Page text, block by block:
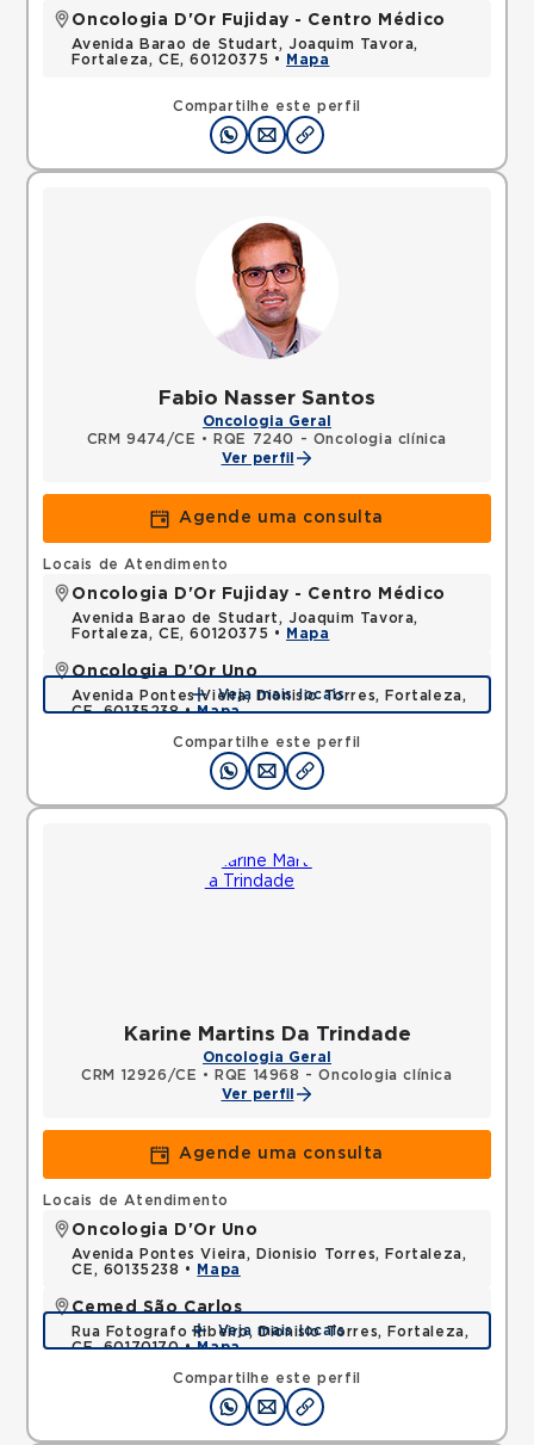
Compartilhe este perfil
Oncologia D'Or Fujiday - Centro Médico
Avenida Barao de Studart, Joaquim Tavora,
Fortaleza, CE, 60120375 •
Mapa
Fabio Nasser Santos
Oncologia Geral
CRM 9474/CE •
RQE 7240 - Oncologia clínica
Ver perfil
Agende uma consulta
Compartilhe este perfil
Locais de Atendimento
Oncologia D'Or Fujiday - Centro Médico
Avenida Barao de Studart, Joaquim Tavora,
Fortaleza, CE, 60120375 •
Mapa
Oncologia D'Or Uno
Avenida Pontes Vieira, Dionisio Torres, Fortaleza,
CE, 60135238 •Mapa
Veja mais locais
Karine Martins Da Trindade
Oncologia Geral
CRM 12926/CE •
RQE 14968 - Oncologia clínica
Ver perfil
Agende uma consulta
Compartilhe este perfil
Locais de Atendimento
Oncologia D'Or Uno
Avenida Pontes Vieira, Dionisio Torres, Fortaleza,
CE, 60135238 •
Mapa
Cemed São Carlos
Rua Fotografo Ribeiro, Dionisio Torres, Fortaleza,
CE, 60170170 •Mapa
Veja mais locais